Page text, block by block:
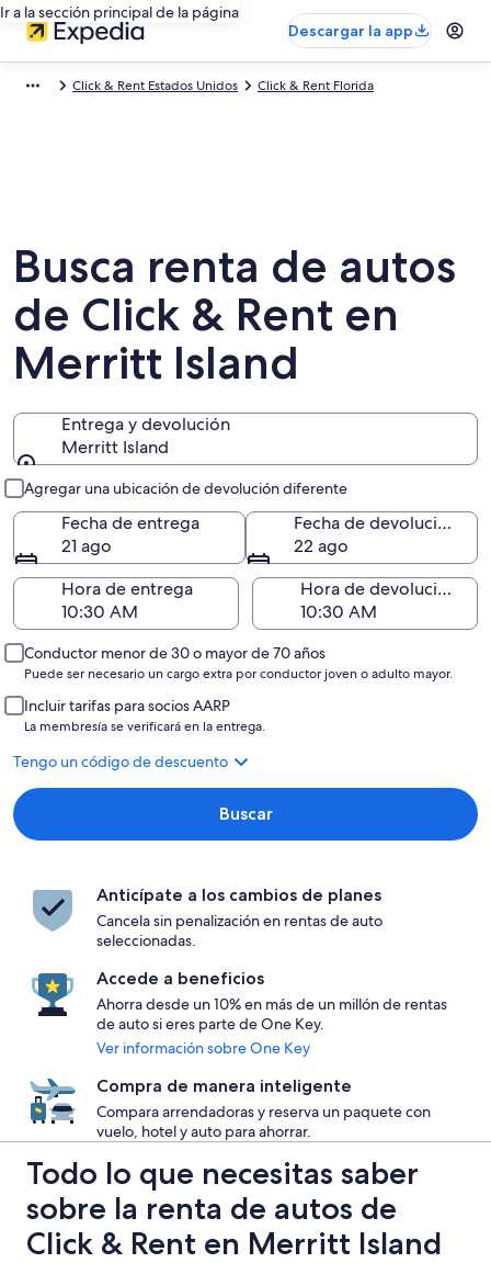
Ir a la sección principal de la página
Descargar la app
Click & Rent Estados Unidos Click & Rent Florida
Busca renta de autos
de Click & Rent en
Merritt Island
Entrega y devolución
Merritt Island
Agregar una ubicación de devolución diferente
Fecha de entrega
21 ago
Fecha de devolución
22 ago
Hora de entrega
Hora de devolución
Conductor menor de 30 o mayor de 70 años
Puede ser necesario un cargo extra por conductor joven o adulto mayor.
Incluir tarifas para socios AARP
La membresía se verificará en la entrega.
Tengo un código de descuento
Buscar
Anticípate a los cambios de planes
Cancela sin penalización en rentas de auto
seleccionadas.
Accede a beneficios
Ahorra desde un 10% en más de un millón de rentas
de auto si eres parte de One Key.
Ver información sobre One Key
Compra de manera inteligente
Compara arrendadoras y reserva un paquete con
vuelo, hotel y auto para ahorrar.
Todo lo que necesitas saber
sobre la renta de autos de
Click & Rent en Merritt Island